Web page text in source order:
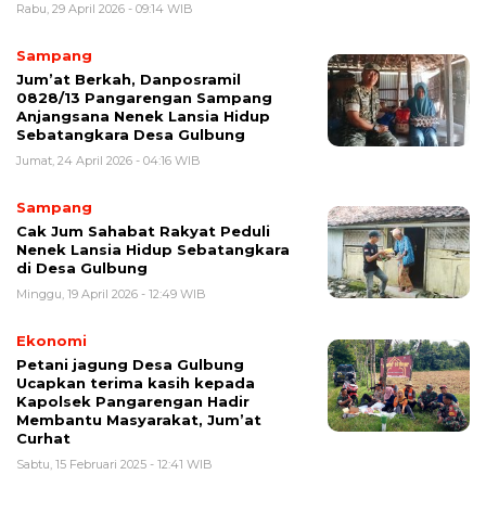
Rabu, 29 April 2026 - 09:14 WIB
Sampang
Jum’at Berkah, Danposramil
0828/13 Pangarengan Sampang
Anjangsana Nenek Lansia Hidup
Sebatangkara Desa Gulbung
Jumat, 24 April 2026 - 04:16 WIB
Sampang
Cak Jum Sahabat Rakyat Peduli
Nenek Lansia Hidup Sebatangkara
di Desa Gulbung
Minggu, 19 April 2026 - 12:49 WIB
Ekonomi
Petani jagung Desa Gulbung
Ucapkan terima kasih kepada
Kapolsek Pangarengan Hadir
Membantu Masyarakat, Jum’at
Curhat
Sabtu, 15 Februari 2025 - 12:41 WIB